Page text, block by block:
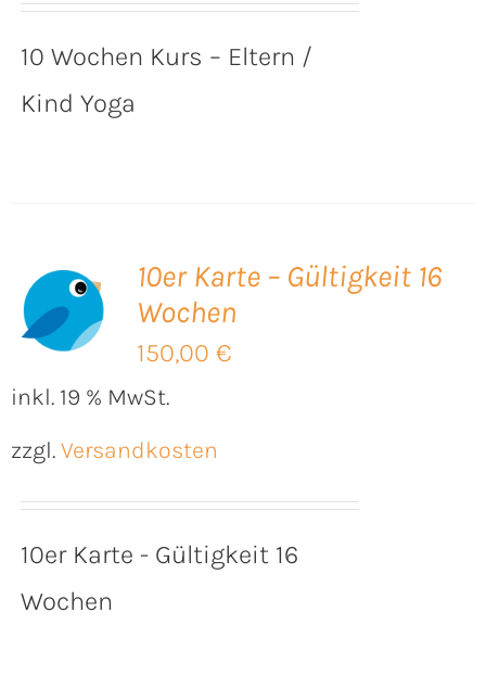
10 Wochen Kurs – Eltern /
Kind Yoga
10er Karte – Gültigkeit 16
Wochen
150,00 €
inkl. 19 % MwSt.
zzgl. Versandkosten
10er Karte - Gültigkeit 16
Wochen